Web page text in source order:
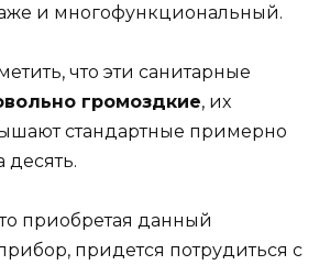
и многофункциональный.
что эти санитарные
громоздкие, их
стандартные примерно
десять.
приобретая данный
придется потрудиться с